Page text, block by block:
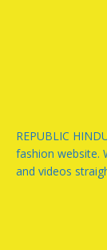
REPUBLIC
fashion website.
and videos